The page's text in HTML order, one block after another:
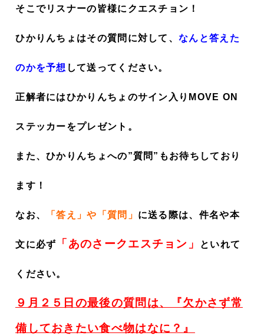
そこでリスナーの皆様にクエスチョン！
ひかりんちょはその質問に対して、なんと答えた
のかを予想 して送ってください。
正解者にはひかりんちょのサイン入りMOVE ON
ステッカーをプレゼント。
また、ひかりんちょへの”質問”もお待ちしており
ます！
なお、 「答え」や「質問」 に送る際は、件名や本
文に必ず 「あのさークエスチョン」 といれて
ください。
９月２５日の最後の質問は、『欠かさず常
備しておきたい食べ物はなに？ 』